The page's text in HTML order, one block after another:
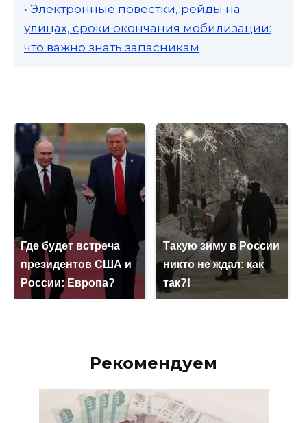
• Электронные повестки, рейды на
улицах, сроки окончания мобилизации:
что важно знать запасникам
Где будет встреча
президентов США и
России: Европа?
Такую зиму в России
никто не ждал: как
так?!
Рекомендуем